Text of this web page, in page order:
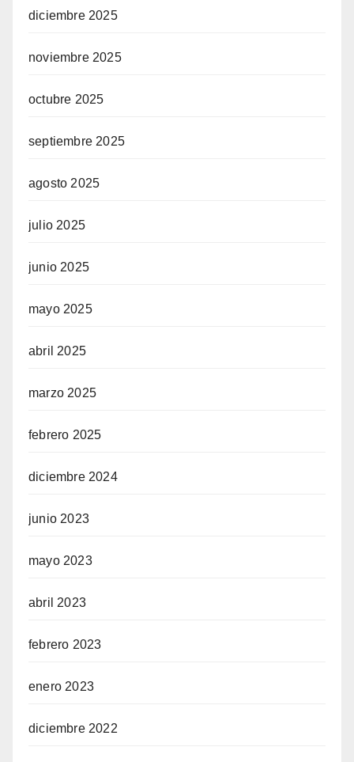
diciembre 2025
noviembre 2025
octubre 2025
septiembre 2025
agosto 2025
julio 2025
junio 2025
mayo 2025
abril 2025
marzo 2025
febrero 2025
diciembre 2024
junio 2023
mayo 2023
abril 2023
febrero 2023
enero 2023
diciembre 2022